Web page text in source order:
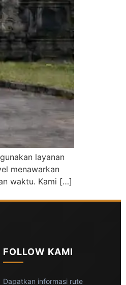
layanan
menawarkan
waktu. Kami […]
FOLLOW KAMI
Dapatkan informasi rute